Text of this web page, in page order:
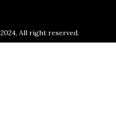
2024, All right reserved.